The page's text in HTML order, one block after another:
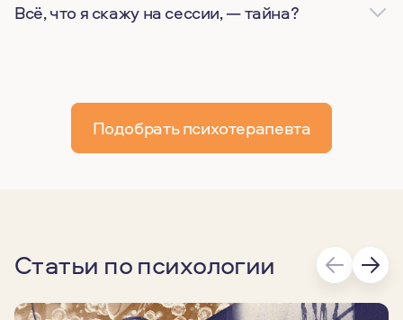
Всё, что я скажу на сессии, — тайна?
Подобрать психотерапевта
Статьи по психологии